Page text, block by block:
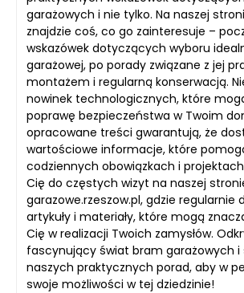
garażowych i nie tylko. Na naszej
znajdzie coś, co go zainteresuje –
wskazówek dotyczących wyboru
garażowej, po porady związane z jej
montażem i regularną konserwacją.
nowinek technologicznych, które
poprawę bezpieczeństwa w Twoim
opracowane treści gwarantują, że
wartościowe informacje, które
codziennych obowiązkach i
Cię do częstych wizyt na naszej
garazowe.rzeszow.pl, gdzie regularnie
artykuły i materiały, które mogą
Cię w realizacji Twoich zamysłów.
fascynujący świat bram garażowych i
naszych praktycznych porad, aby w
swoje możliwości w tej dziedzinie!